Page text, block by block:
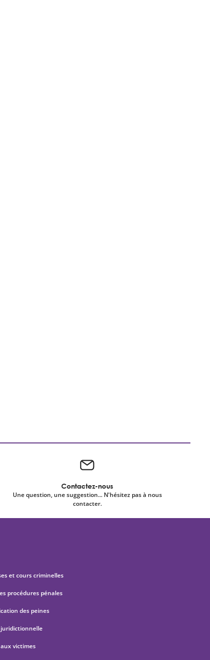
Contactez-nous
Une question, une suggestion... N'hésitez pas à nous
contacter.
et cours criminelles
procédures pénales
des peines
juridictionnelle
victimes